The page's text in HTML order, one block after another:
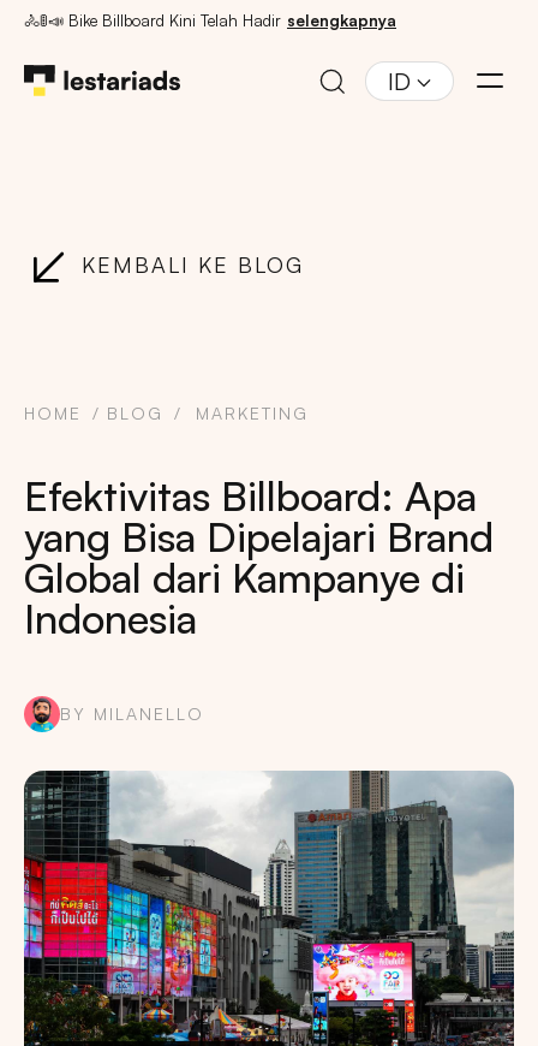
🚴🚦📣 Bike Billboard Kini Telah Hadir selengkapnya
ID
KEMBALI KE BLOG
HOME BLOG MARKETING
Efektivitas Billboard: Apa
yang Bisa Dipelajari Brand
Global dari Kampanye di
Indonesia
BY MILANELLO